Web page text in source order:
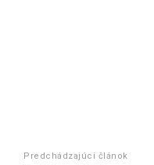
Predchádzajúci článok